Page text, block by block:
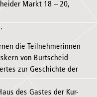
Markt 18 – 20,
die Teilnehmerinnen
von Burtscheid
zur Geschichte der
des Gastes der Kur-